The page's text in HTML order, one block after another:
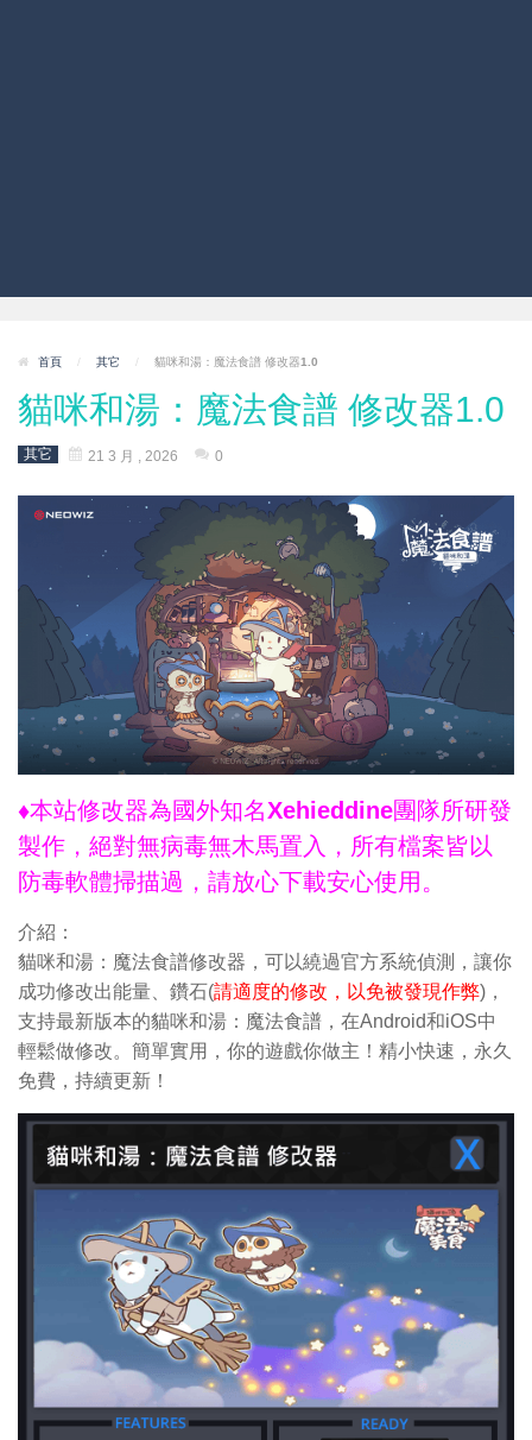
首頁 / 其它 / 貓咪和湯：魔法食譜 修改器1.0
貓咪和湯：魔法食譜 修改器1.0
其它 21 3 月 , 2026 0
♦本站修改器為國外知名Xehieddine團隊所研發
製作，絕對無病毒無木馬置入，所有檔案皆以
防毒軟體掃描過，請放心下載安心使用。
介紹：
貓咪和湯：魔法食譜修改器，可以繞過官方系統偵測，讓你
成功修改出能量、鑽石(請適度的修改，以免被發現作弊)，
支持最新版本的貓咪和湯：魔法食譜，在Android和iOS中
輕鬆做修改。簡單實用，你的遊戲你做主！精小快速，永久
免費，持續更新！